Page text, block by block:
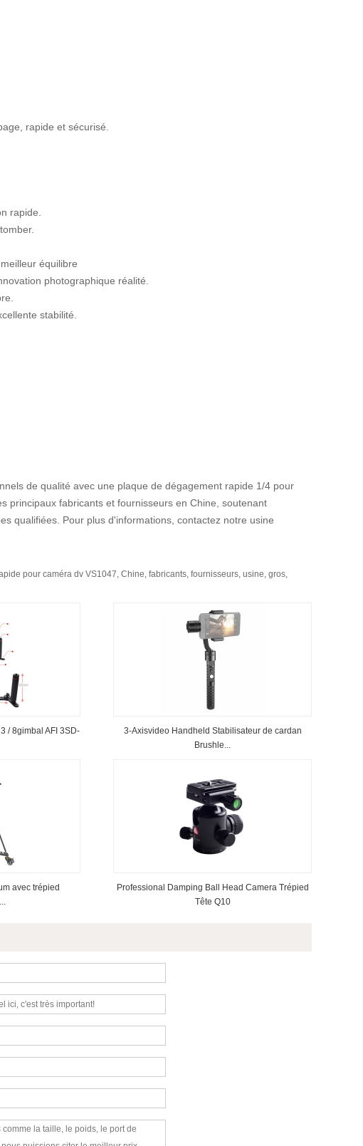
rapide et sécurisé.
rapide.
équilibre
photographique réalité.
stabilité.
de qualité avec une plaque de dégagement rapide 1/4 pour
principaux fabricants et fournisseurs en Chine, soutenant
qualifiées. Pour plus d'informations, contactez notre usine
pour caméra dv VS1047, Chine, fabricants, fournisseurs, usine, gros,
/ 8gimbal AFI 3SD-
3-Axisvideo Handheld Stabilisateur de cardan
Brushle...
avec trépied
Professional Damping Ball Head Camera Trépied
Tête Q10